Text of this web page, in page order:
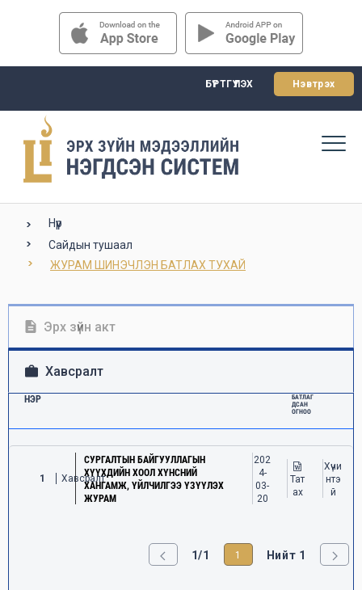
БҮРТГҮҮЛЭХ Нэвтрэх
Нүүр
Сайдын тушаал
ЖУРАМ ШИНЭЧЛЭН БАТЛАХ ТУХАЙ
Эрх зүйн акт
Хавсралт
НЭР
БАТЛАГ
ДСАН
ОГНОО
1 Хавсралт
СУРГАЛТЫН БАЙГУУЛЛАГЫН
ХҮҮХДИЙН ХООЛ ХҮНСНИЙ
ХАНГАМЖ, ҮЙЛЧИЛГЭЭ ҮЗҮҮЛЭХ
ЖУРАМ
202
4-
03-
20
Тат
ах
Хүчи
нтэ
й
1/1 1 Нийт 1